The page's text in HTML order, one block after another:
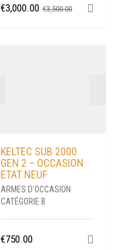
€3,500.00LE
€3,000.00
LE
KELTEC SUB 2000
GEN 2 – OCCASION
ETAT NEUF
ARMES D'OCCASION
CATÉGORIE B
€750.00